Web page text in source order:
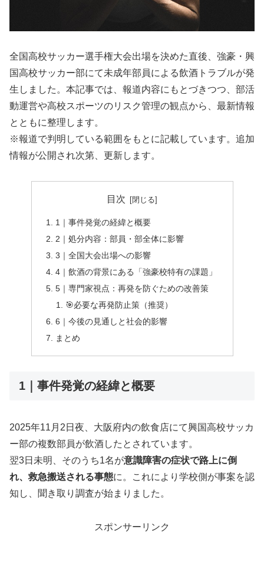
全国高校サッカー選手権大会出場を決めた直後、強豪・興
国高校サッカー部にて未成年部員による飲酒トラブルが発
生しました。本記事では、報道内容にもとづきつつ、部活
動運営や高校スポーツのリスク管理の観点から、最新情報
とともに整理します。
※報道で判明している範囲をもとに記載しています。追加
情報が公開され次第、更新します。
目次
1｜事件発覚の経緯と概要
2｜処分内容：部員・部全体に影響
3｜全国大会出場への影響
4｜飲酒の背景にある「強豪校特有の課題」
5｜専門家視点：再発を防ぐための改善策
🎯必要な再発防止策（推奨）
6｜今後の見通しと社会的影響
まとめ
1｜事件発覚の経緯と概要
2025年11月2日夜、大阪府内の飲食店にて興国高校サッカ
ー部の複数部員が飲酒したとされています。
翌3日未明、そのうち1名が意識障害の症状で路上に倒
れ、救急搬送される事態に。これにより学校側が事案を認
知し、聞き取り調査が始まりました。
スポンサーリンク